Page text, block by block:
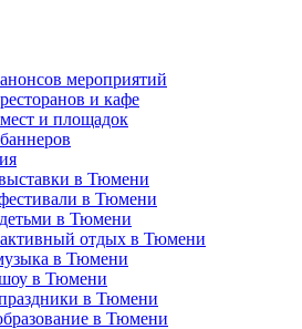
мероприятий
и кафе
и площадок
в Тюмени
в Тюмени
в Тюмени
отдых в Тюмени
в Тюмени
в Тюмени
в Тюмени
в Тюмени